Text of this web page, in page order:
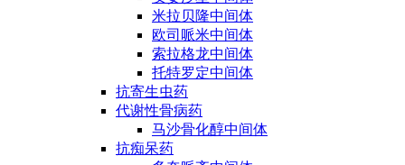
米拉贝隆中间体
欧司哌米中间体
索拉格龙中间体
托特罗定中间体
抗寄生虫药
代谢性骨病药
马沙骨化醇中间体
抗痴呆药